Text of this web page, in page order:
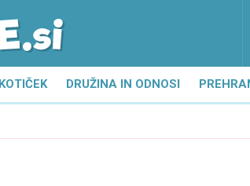
DRUŽINA IN ODNOSI